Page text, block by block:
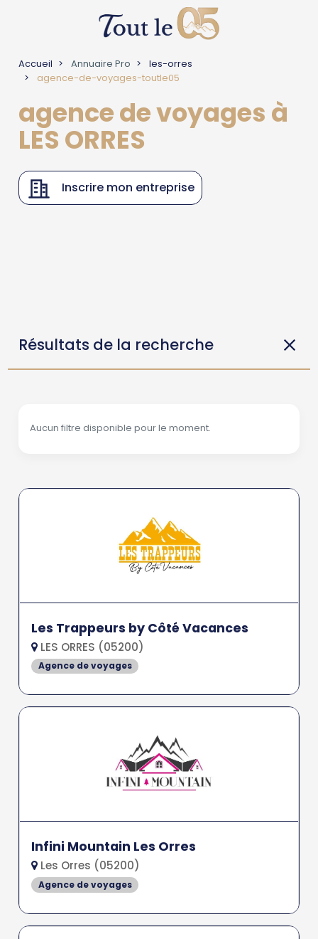
Accueil Annuaire Pro
les-orres
agence-de-voyages-toutle05
agence de voyages à
LES ORRES
Inscrire mon entreprise
Résultats de la recherche
Aucun filtre disponible pour le moment.
Les Trappeurs by Côté Vacances
LES ORRES (05200)
Agence de voyages
Infini Mountain Les Orres
Les Orres (05200)
Agence de voyages